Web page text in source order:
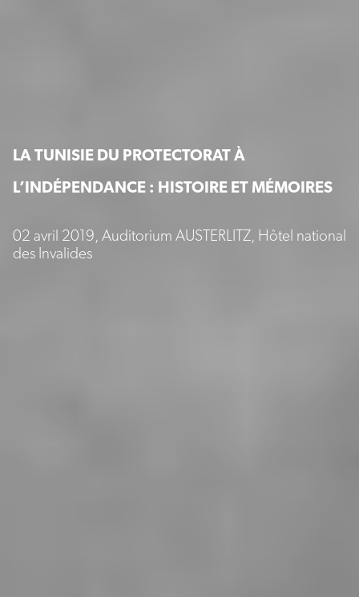
LA TUNISIE DU PROTECTORAT À
L’INDÉPENDANCE : HISTOIRE ET MÉMOIRES
02 avril 2019, Auditorium AUSTERLITZ, Hôtel national
des Invalides